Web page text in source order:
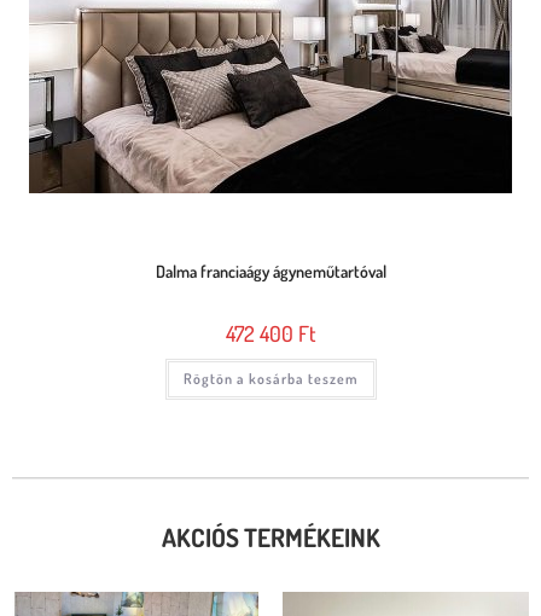
Dalma franciaágy ágyneműtartóval
472 400 Ft
Rögtön a kosárba teszem
AKCIÓS TERMÉKEINK